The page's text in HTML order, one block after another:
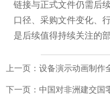
链接与正式文件仍需后
口径、采购文件变化、
是后续值得持续关注的部
上一页： 设备演示动画制作
下一页： 中国对非洲建交国